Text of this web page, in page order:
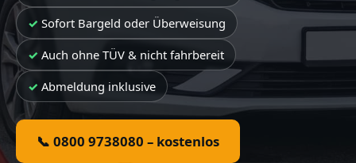
Sofort Bargeld oder Überweisung
Auch ohne TÜV & nicht fahrbereit
Abmeldung inklusive
📞 0800 9738080 – kostenlos